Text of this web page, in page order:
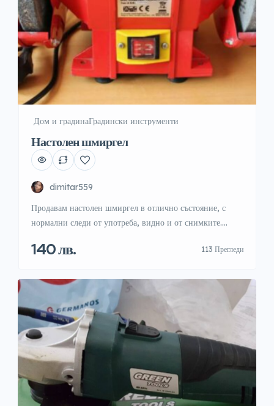
️ Дом и градинаГрадински инструменти
Настолен шмиргел
dimitar559
Продавам настолен шмиргел в отлично състояние, с
нормални следи от употреба, видно и от снимките.
механични повреди. Машината е стабилна и подходяща
полиране, заточване на режещи инструменти или за
обработка на детайли след струговане. Технически
параметри: Захранващо […]
140 лв. 113 Прегледи